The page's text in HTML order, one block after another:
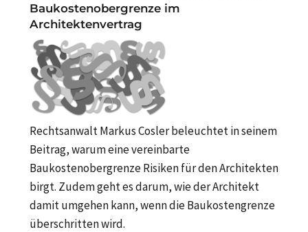
Baukostenobergrenze im
Architektenvertrag
Rechtsanwalt Markus Cosler beleuchtet in seinem
Beitrag, warum eine vereinbarte
Baukostenobergrenze Risiken für den Architekten
birgt. Zudem geht es darum, wie der Architekt
damit umgehen kann, wenn die Baukostengrenze
überschritten wird.